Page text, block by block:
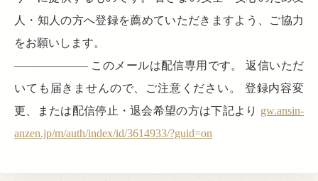
人・知人の方へ登録を薦めていただきますよう、ご協力
をお願いします。
——————– このメールは配信専用です。 返信いただ
いても届きませんので、ご注意ください。 登録内容変
更、または配信停止・退会希望の方は下記より gw.ansin-
anzen.jp/m/auth/index/id/3614933/?guid=on